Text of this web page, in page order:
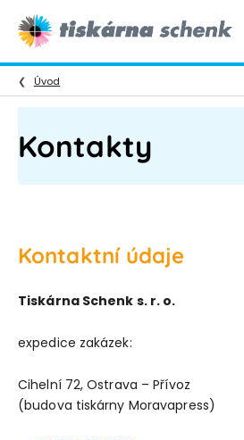
Tiskárna
Schenk
-
Komplexní
servis
Úvod
Kontakty
Kontaktní údaje
Tiskárna Schenk s. r. o.
expedice zakázek:
Cihelní 72, Ostrava – Přívoz
(budova tiskárny Moravapress)